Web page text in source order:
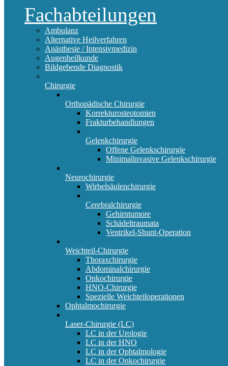
Fachabteilungen
Ambulanz
Alternative Heilverfahren
Anästhesie / Intensivmedizin
Augenheilkunde
Bildgebende Diagnostik
Chirurgie
Orthopädische Chirurgie
Korrekturosteotomien
Frakturbehandlungen
Gelenkchirurgie
Offene Gelenkschirurgie
Minimalinvasive Gelenkschirurgie
Neurochirurgie
Wirbelsäulenchirurgie
Cerebralchirurgie
Gehirntumore
Schädeltraumata
Ventrikel-Shunt-Operation
Weichteil-Chirurgie
Thoraxchirurgie
Abdominalchirurgie
Onkochirurgie
HNO-Chirurgie
Spezielle Weichteiloperationen
Ophtalmochirurgie
Laser-Chirurgie (LC)
LC in der Urologie
LC in der HNO
LC in der Ophtalmologie
LC in der Onkochirurgie